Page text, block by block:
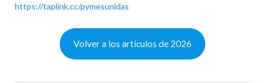
https://taplink.cc/pymesunidas
Volver a los artículos de 2026